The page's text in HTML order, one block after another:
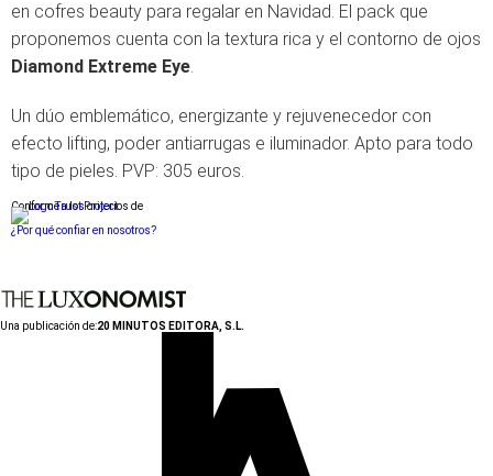
en cofres beauty para regalar en Navidad. El pack que
proponemos cuenta con la textura rica y el contorno de ojos
Diamond Extreme Eye.
Un dúo emblemático, energizante y rejuvenecedor con
efecto lifting, poder antiarrugas e iluminador. Apto para todo
tipo de pieles. PVP: 305 euros.
Conforme a los criterios de
¿Por qué confiar en nosotros?
Una publicación de:20 MINUTOS EDITORA, S.L.